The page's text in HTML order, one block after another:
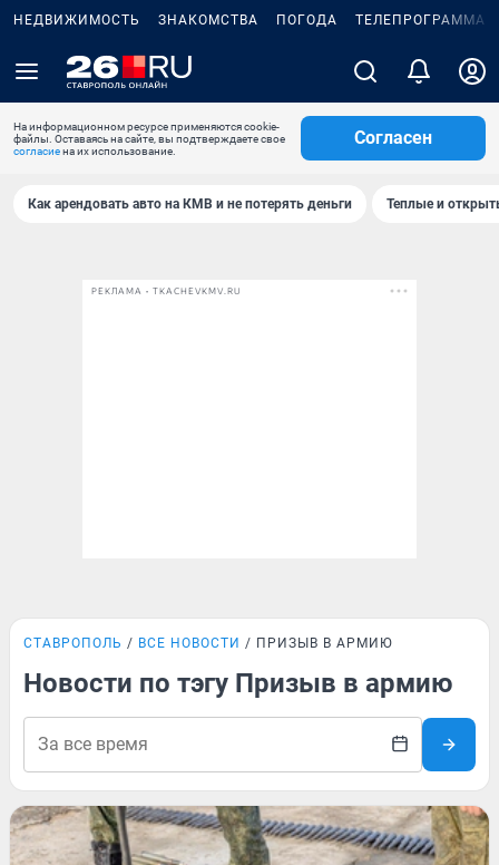
НЕДВИЖИМОСТЬ ЗНАКОМСТВА ПОГОДА ТЕЛЕПРОГРАММА
На информационном ресурсе применяются cookie-
файлы. Оставаясь на сайте, вы подтверждаете свое
согласиена их использование.
Согласен
Как арендовать авто на КМВ и не потерять деньги Теплые и
РЕКЛАМА • TKACHEVKMV.RU
СТАВРОПОЛЬ ВСЕ НОВОСТИ ПРИЗЫВ В АРМИЮ
Новости по тэгу Призыв в армию